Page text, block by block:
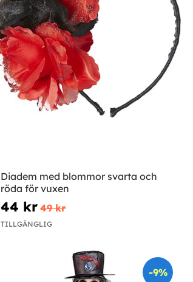
Diadem med blommor svarta och
röda för vuxen
44 kr 49 kr
TILLGÄNGLIG
-9%